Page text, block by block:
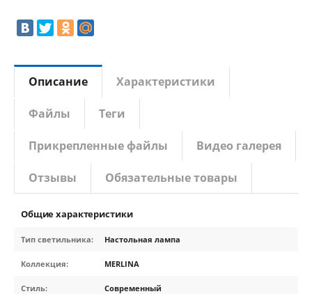
Описание Характеристики
Файлы Теги
Прикрепленные файлы Видео галерея
Отзывы Обязательные товары
Общие характеристики
Тип светильника: Настольная лампа
Коллекция: MERLINA
Стиль: Современный